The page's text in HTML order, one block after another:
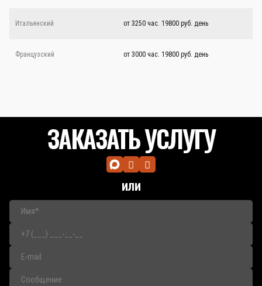
Итальянский от 3250 час. 19800 руб. день
Французский от 3000 час. 19800 руб. день
ЗАКАЗАТЬ УСЛУГУ
или